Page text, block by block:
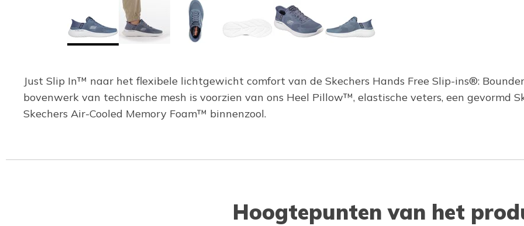
Just Slip In™ naar het flexibele lichtgewicht comfort van de Skechers Hands Free Slip-ins®:
bovenwerk van technische mesh is voorzien van ons Heel Pillow™, elastische veters, een gevormd
Skechers Air-Cooled Memory Foam™ binnenzool.
Hoogtepunten van het